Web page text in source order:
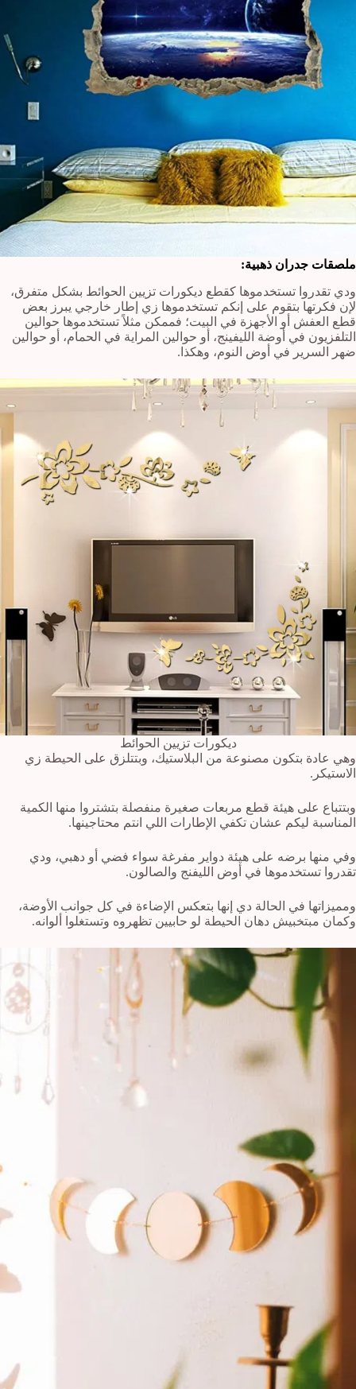
ملصقات جدران ذهبية:
ودي تقدروا تستخدموها كقطع ديكورات تزيين الحوائط بشكل متفرق،
لإن فكرتها بتقوم على إنكم تستخدموها زي إطار خارجي يبرز بعض
قطع العفش أو الأجهزة في البيت؛ فممكن مثلاً تستخدموها حوالين
التلفزيون في أوضة الليفينج، أو حوالين المراية في الحمام، أو حوالين
ضهر السرير في أوض النوم، وهكذا.
ديكورات تزيين الحوائط
وهي عادة بتكون مصنوعة من البلاستيك، وبتتلزق على الحيطة زي
الاستيكر.
وبتتباع على هيئة قطع مربعات صغيرة منفصلة بتشتروا منها الكمية
المناسبة ليكم عشان تكفي الإطارات اللي انتم محتاجينها.
وفي منها برضه على هيئة دواير مفرغة سواء فضي أو دهبي، ودي
تقدروا تستخدموها في أوض الليفنج والصالون.
ومميزاتها في الحالة دي إنها بتعكس الإضاءة في كل جوانب الأوضة،
وكمان مبتخبيش دهان الحيطة لو حابيين تظهروه وتستغلوا ألوانه.